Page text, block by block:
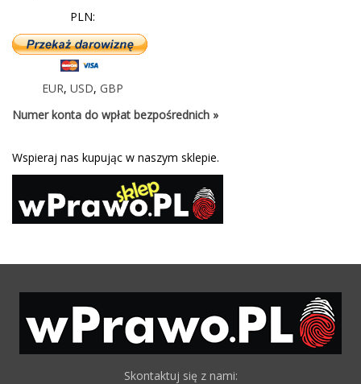
PLN:
EUR, USD, GBP
Numer konta do wpłat bezpośrednich »
Wspieraj nas kupując w naszym sklepie.
Skontaktuj się z nami: